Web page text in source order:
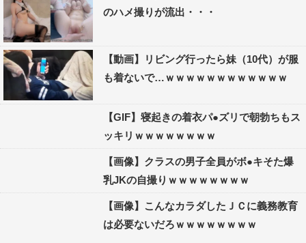
のハメ撮りが流出・・・
【動画】リビング行ったら妹（10代）が服
も着ないで…ｗｗｗｗｗｗｗｗｗｗｗｗ
【GIF】寝起きの着衣パ●ズリで朝勃ちもス
ッキリｗｗｗｗｗｗｗｗ
【画像】クラスの男子全員がボ●キそた爆
乳JKの自撮りｗｗｗｗｗｗｗｗ
【画像】こんなカラダしたＪＣに義務教育
は必要ないだろｗｗｗｗｗｗｗｗ